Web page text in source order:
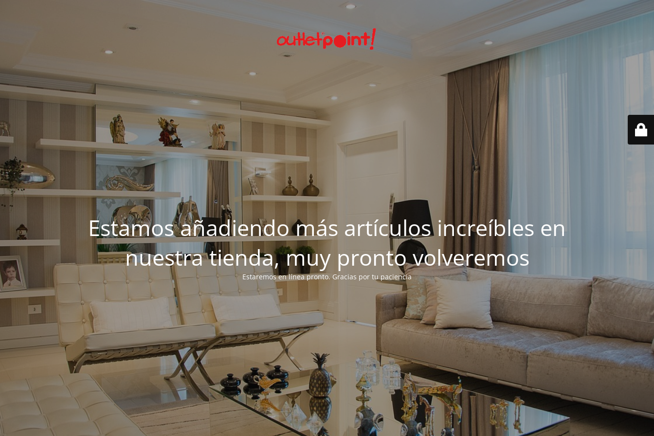
Estamos añadiendo más artículos increíbles en
nuestra tienda, muy pronto volveremos
Estaremos en línea pronto. Gracias por tu paciencia